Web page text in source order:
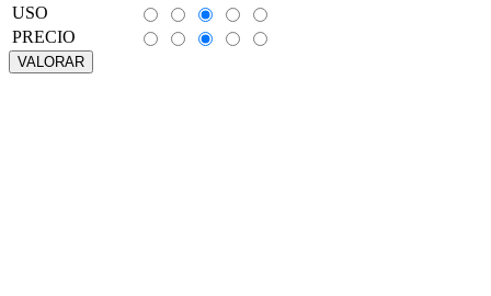
USO
PRECIO